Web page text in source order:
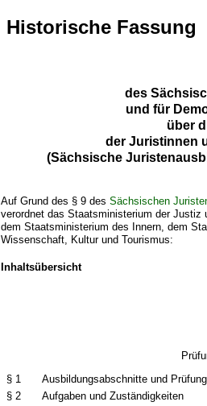
Historische Fassung
des
und für
über
der Juristinnen
(Sächsische
Auf Grund des § 9 desSächsischen
verordnet das Staatsministerium der Justiz
dem Staatsministerium des Innern, dem
Wissenschaft, Kultur und Tourismus:
Inhaltsübersicht
§ 1
Ausbildungsabschnitte und
§ 2
Aufgaben und Zuständigkeiten